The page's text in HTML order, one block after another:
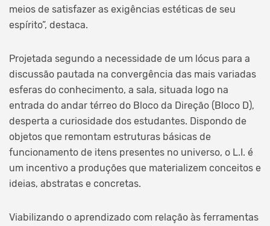
meios de satisfazer as exigências estéticas de seu
espírito”, destaca.
Projetada segundo a necessidade de um lócus para a
discussão pautada na convergência das mais variadas
esferas do conhecimento, a sala, situada logo na
entrada do andar térreo do Bloco da Direção (Bloco D),
desperta a curiosidade dos estudantes. Dispondo de
objetos que remontam estruturas básicas de
funcionamento de itens presentes no universo, o L.I. é
um incentivo a produções que materializem conceitos e
ideias, abstratas e concretas.
Viabilizando o aprendizado com relação às ferramentas